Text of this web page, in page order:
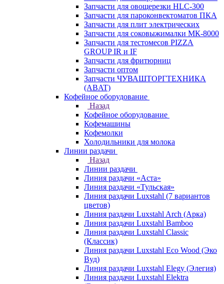
Запчасти для овощерезки HLC-300
Запчасти для пароконвектоматов ПКА
Запчасти для плит электрических
Запчасти для соковыжималки МК-8000
Запчасти для тестомесов PIZZA
GROUP IR и IF
Запчасти для фритюрниц
Запчасти оптом
Запчасти ЧУВАШТОРГТЕХНИКА
(ABAT)
Кофейное оборудование
Назад
Кофейное оборудование
Кофемашины
Кофемолки
Холодильники для молока
Линии раздачи
Назад
Линии раздачи
Линия раздачи «Аста»
Линия раздачи «Тульская»
Линия раздачи Luxstahl (7 вариантов
цветов)
Линия раздачи Luxstahl Arch (Арка)
Линия раздачи Luxstahl Bamboo
Линия раздачи Luxstahl Classic
(Классик)
Линия раздачи Luxstahl Eco Wood (Эко
Вуд)
Линия раздачи Luxstahl Elegy (Элегия)
Линия раздачи Luxstahl Elektra